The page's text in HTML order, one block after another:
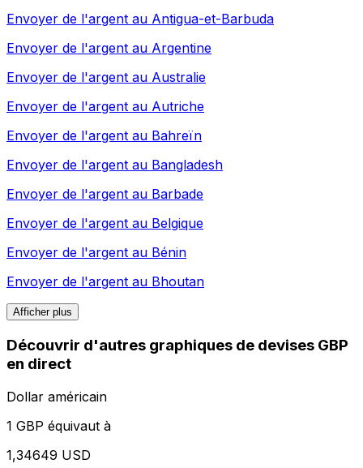
Envoyer de l'argent au Antigua-et-Barbuda
Envoyer de l'argent au Argentine
Envoyer de l'argent au Australie
Envoyer de l'argent au Autriche
Envoyer de l'argent au Bahreïn
Envoyer de l'argent au Bangladesh
Envoyer de l'argent au Barbade
Envoyer de l'argent au Belgique
Envoyer de l'argent au Bénin
Envoyer de l'argent au Bhoutan
Afficher plus
Découvrir d'autres graphiques de devises GBP
en direct
Dollar américain
1 GBP équivaut à
1,34649 USD